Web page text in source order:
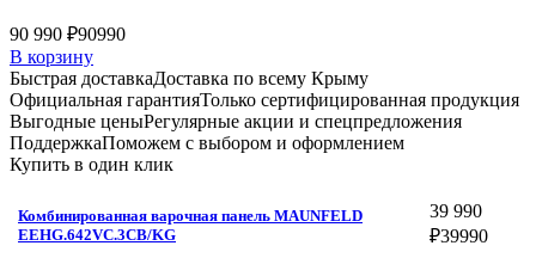
90 990 ₽90990
В корзину
Быстрая доставкаДоставка по всему Крыму
Официальная гарантияТолько сертифицированная продукция
Выгодные ценыРегулярные акции и спецпредложения
ПоддержкаПоможем с выбором и оформлением
Купить в один клик
Комбинированная варочная панель MAUNFELD
EEHG.642VC.3CB/KG
39 990
₽39990